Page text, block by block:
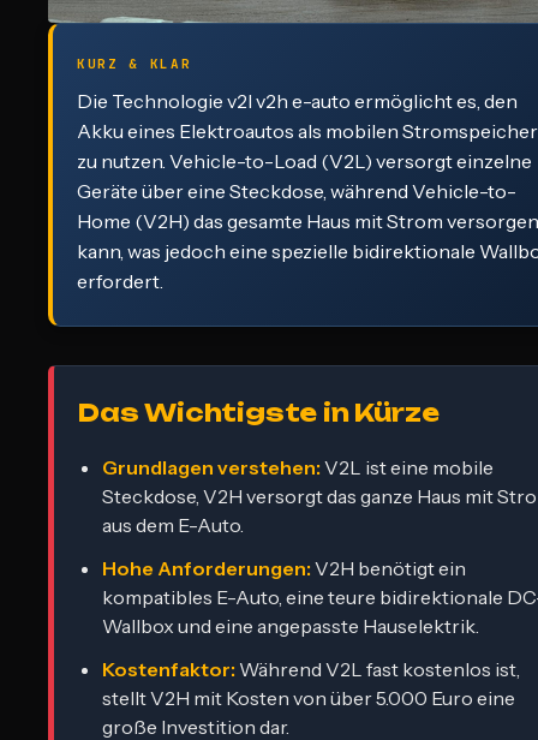
KURZ & KLAR
Die Technologie v2l v2h e-auto ermöglicht es, den
Akku eines Elektroautos als mobilen Stromspeicher
zu nutzen. Vehicle-to-Load (V2L) versorgt einzelne
Geräte über eine Steckdose, während Vehicle-to-
Home (V2H) das gesamte Haus mit Strom versorgen
kann, was jedoch eine spezielle bidirektionale
erfordert.
Das Wichtigste in Kürze
Grundlagen verstehen: V2L ist eine mobile
Steckdose, V2H versorgt das ganze Haus mit
aus dem E-Auto.
Hohe Anforderungen: V2H benötigt ein
kompatibles E-Auto, eine teure bidirektionale
Wallbox und eine angepasste Hauselektrik.
Kostenfaktor: Während V2L fast kostenlos ist,
stellt V2H mit Kosten von über 5.000 Euro eine
große Investition dar.